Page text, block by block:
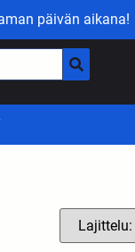
päivän aikana!